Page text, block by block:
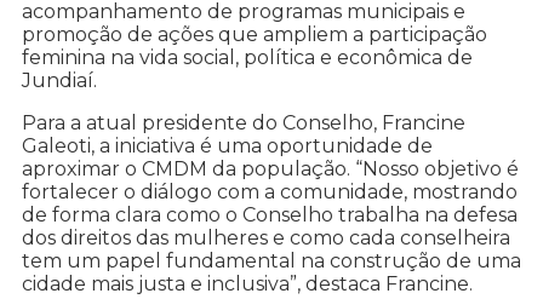
acompanhamento de programas municipais e
promoção de ações que ampliem a participação
feminina na vida social, política e econômica de
Jundiaí.
Para a atual presidente do Conselho, Francine
Galeoti, a iniciativa é uma oportunidade de
aproximar o CMDM da população. “Nosso objetivo é
fortalecer o diálogo com a comunidade, mostrando
de forma clara como o Conselho trabalha na defesa
dos direitos das mulheres e como cada conselheira
tem um papel fundamental na construção de uma
cidade mais justa e inclusiva”, destaca Francine.